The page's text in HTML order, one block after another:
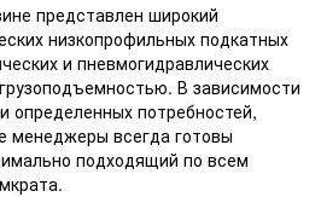
представлен широкий
низкопрофильных подкатных
и пневмогидравлических
В зависимости
определенных потребностей,
менеджеры всегда готовы
подходящий по всем